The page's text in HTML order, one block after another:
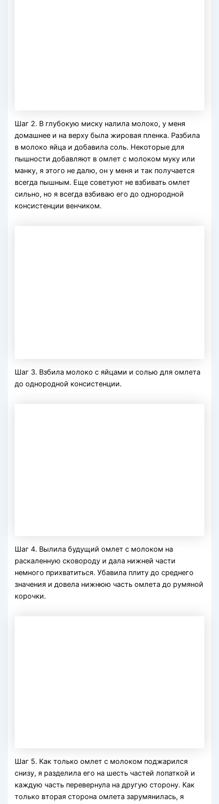
Шаг 2. В глубокую миску налила молоко, у меня
домашнее и на верху была жировая пленка. Разбила
в молоко яйца и добавила соль. Некоторые для
пышности добавляют в омлет с молоком муку или
манку, я этого не далю, он у меня и так получается
всегда пышным. Еще советуют не взбивать омлет
сильно, но я всегда взбиваю его до однородной
консистенции венчиком.
Шаг 3. Взбила молоко с яйцами и солью для омлета
до однородной консистенции.
Шаг 4. Вылила будущий омлет с молоком на
раскаленную сковороду и дала нижней части
немного прихватиться. Убавила плиту до среднего
значения и довела нижнюю часть омлета до румяной
корочки.
Шаг 5. Как только омлет с молоком поджарился
снизу, я разделила его на шесть частей лопаткой и
каждую часть перевернула на другую сторону. Как
только вторая сторона омлета зарумянилась, я